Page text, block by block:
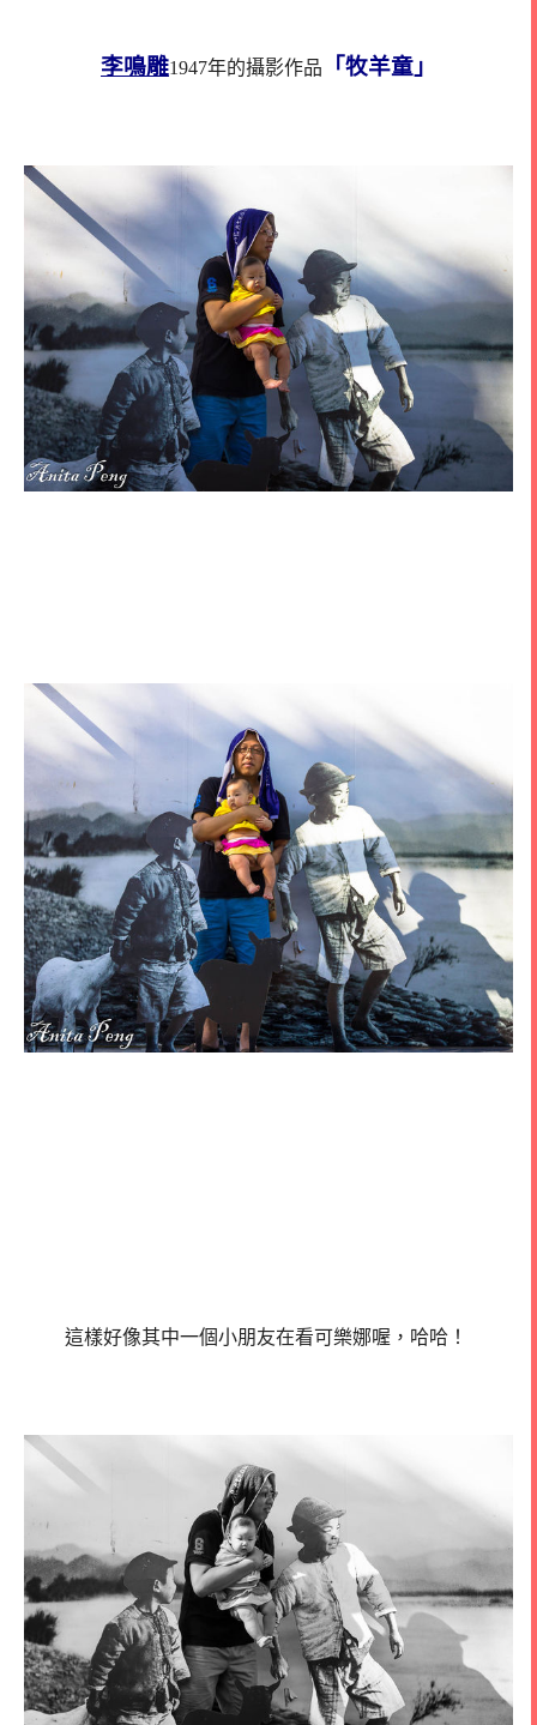
李鳴雕1947年的攝影作品 「牧羊童」
這樣好像其中一個小朋友在看可樂娜喔，哈哈！